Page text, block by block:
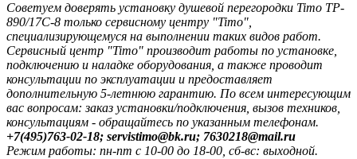
Советуем доверять установку душевой перегородки Timo TP-
890/17C-8 только сервисному центру "Timo",
специализирующемуся на выполнении таких видов работ.
Сервисный центр "Timo" производит работы по установке,
подключению и наладке оборудования, а также проводит
консультации по эксплуатации и предоставляет
дополнительную 5-летнюю гарантию. По всем интересующим
вас вопросам: заказ установки/подключения, вызов техников,
консультациям - обращайтесь по указанным телефонам.
+7(495)763-02-18; servistimo@bk.ru; 7630218@mail.ru
Режим работы: пн-пт с 10-00 до 18-00, сб-вс: выходной.